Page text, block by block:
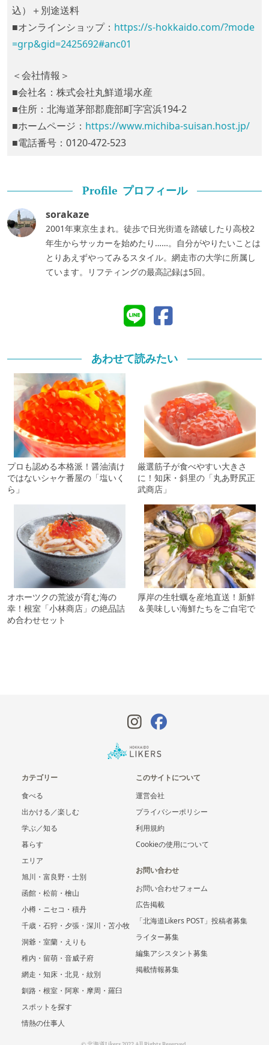
込）＋別途送料
■オンラインショップ： https://s-hokkaido.com/?mode
=grp&gid=2425692#anc01
＜会社情報＞
■会社名：株式会社丸鮮道場水産
■住所：北海道茅部郡鹿部町字宮浜194-2
■ホームページ： https://www.michiba-suisan.host.jp/
■電話番号：0120-472-523
Profile プロフィール
sorakaze
2001年東京生まれ。徒歩で日光街道を踏破したり高校2
年生からサッカーを始めたり……。自分がやりたいことは
とりあえずやってみるスタイル。網走市の大学に所属し
ています。リフティングの最高記録は5回。
あわせて読みたい
プロも認める本格派！醤油漬け
ではないシャケ番屋の「塩いく
ら」
厳選筋子が食べやすい大きさ
に！知床・斜里の「丸あ野尻正
武商店」
オホーツクの荒波が育む海の
幸！根室「小林商店」の絶品詰
め合わせセット
厚岸の生牡蠣を産地直送！新鮮
＆美味しい海鮮たちをご自宅で
カテゴリー
食べる
出かける／楽しむ
学ぶ／知る
暮らす
エリア
旭川・富良野・士別
函館・松前・檜山
小樽・ニセコ・積丹
千歳・石狩・夕張・深川・苫小牧
洞爺・室蘭・えりも
稚内・留萌・音威子府
網走・知床・北見・紋別
釧路・根室・阿寒・摩周・羅臼
スポットを探す
情熱の仕事人
このサイトについて
運営会社
プライバシーポリシー
利用規約
Cookieの使用について
お問い合わせ
お問い合わせフォーム
広告掲載
「北海道Likers POST」投稿者募集
ライター募集
編集アシスタント募集
掲載情報募集